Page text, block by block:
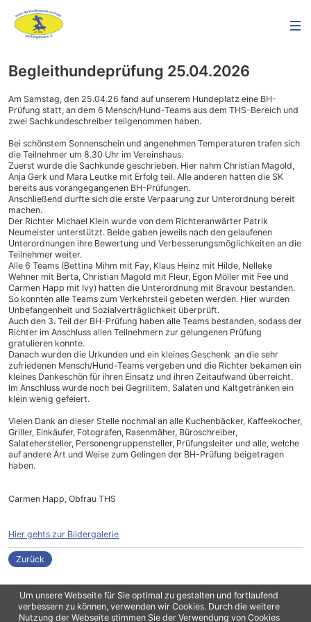
Um unsere Webseite für Sie optimal zu gestalten und fortlaufend
verbessern zu können, verwenden wir Cookies. Durch die weitere
Nutzung der Webseite stimmen Sie der Verwendung von Cookies
Begleithundeprüfung 25.04.2026
Am Samstag, den 25.04.26 fand auf unserem Hundeplatz eine BH-
Prüfung statt, an dem 6 Mensch/Hund-Teams aus dem THS-Bereich und
zwei Sachkundeschreiber teilgenommen haben.
Bei schönstem Sonnenschein und angenehmen Temperaturen trafen sich
die Teilnehmer um 8.30 Uhr im Vereinshaus.
Zuerst wurde die Sachkunde geschrieben. Hier nahm Christian Magold,
Anja Gerk und Mara Leutke mit Erfolg teil. Alle anderen hatten die SK
bereits aus vorangegangenen BH-Prüfungen.
Anschließend durfte sich die erste Verpaarung zur Unterordnung bereit
machen.
Der Richter Michael Klein wurde von dem Richteranwärter Patrik
Neumeister unterstützt. Beide gaben jeweils nach den gelaufenen
Unterordnungen ihre Bewertung und Verbesserungsmöglichkeiten an die
Teilnehmer weiter.
Alle 6 Teams (Bettina Mihm mit Fay, Klaus Heinz mit Hilde, Nelleke
Wehner mit Berta, Christian Magold mit Fleur, Egon Möller mit Fee und
Carmen Happ mit Ivy) hatten die Unterordnung mit Bravour bestanden.
So konnten alle Teams zum Verkehrsteil gebeten werden. Hier wurden
Unbefangenheit und Sozialverträglichkeit überprüft.
Auch den 3. Teil der BH-Prüfung haben alle Teams bestanden, sodass der
Richter im Anschluss allen Teilnehmern zur gelungenen Prüfung
gratulieren konnte.
Danach wurden die Urkunden und ein kleines Geschenk an die sehr
zufriedenen Mensch/Hund-Teams vergeben und die Richter bekamen ein
kleines Dankeschön für ihren Einsatz und ihren Zeitaufwand überreicht.
Im Anschluss wurde noch bei Gegrilltem, Salaten und Kaltgetränken ein
klein wenig gefeiert.
Vielen Dank an dieser Stelle nochmal an alle Kuchenbäcker, Kaffeekocher,
Griller, Einkäufer, Fotografen, Rasenmäher, Büroschreiber,
Salatehersteller, Personengruppensteller, Prüfungsleiter und alle, welche
auf andere Art und Weise zum Gelingen der BH-Prüfung beigetragen
haben.
Carmen Happ, Obfrau THS
Hier gehts zur Bildergalerie
Zurück
Copyright 2021oliPro/ Contao Theme vonErdmann & Freunde